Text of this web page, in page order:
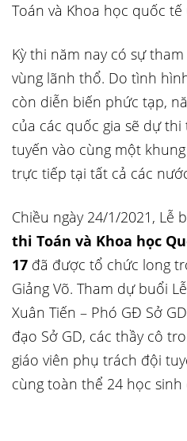
Toán và Khoa học quốc tế
Kỳ thi năm nay có sự
vùng lãnh thổ. Do tình
còn diễn biến phức tạp,
của các quốc gia sẽ dự
tuyến vào cùng một
trực tiếp tại tất cả các
Chiều ngày 24/1/2021, Lễ
thi Toán và Khoa học
17 đã được tổ chức long
Giảng Võ. Tham dự buổi
Xuân Tiến – Phó GĐ Sở
đạo Sở GD, các thầy cô
giáo viên phụ trách đội
cùng toàn thể 24 học sinh